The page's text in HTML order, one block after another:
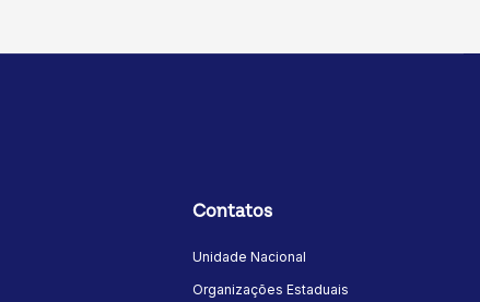
Contatos
Unidade Nacional
Organizações Estaduais